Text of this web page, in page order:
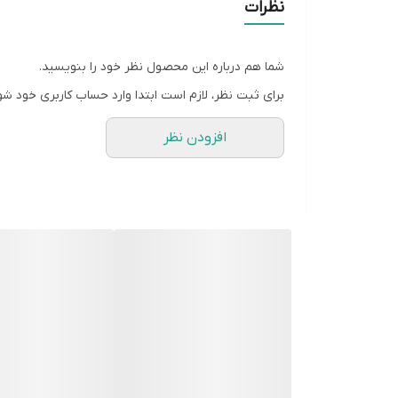
نظرات
شما هم درباره این محصول نظر خود را بنویسید.
برای ثبت نظر، لازم است ابتدا وارد حساب کاربری خود
افزودن نظر